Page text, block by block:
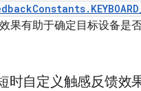
果有助于确定目标设备是
时自定义触感反馈效